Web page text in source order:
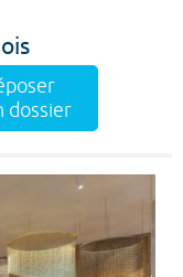
dossier